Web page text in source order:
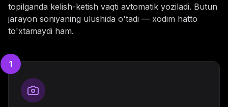
topilganda kelish-ketish vaqti avtomatik yoziladi. Butun
jarayon soniyaning ulushida o'tadi — xodim hatto
to'xtamaydi ham.
1